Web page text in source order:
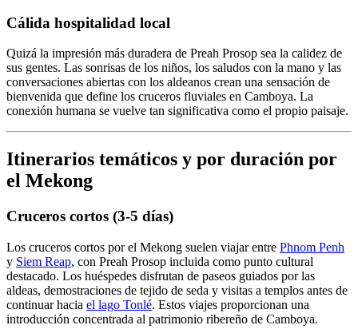
Cálida hospitalidad local
Quizá la impresión más duradera de Preah Prosop sea la calidez de
sus gentes. Las sonrisas de los niños, los saludos con la mano y las
conversaciones abiertas con los aldeanos crean una sensación de
bienvenida que define los cruceros fluviales en Camboya. La
conexión humana se vuelve tan significativa como el propio paisaje.
Itinerarios temáticos y por duración por
el Mekong
Cruceros cortos (3-5 días)
Los cruceros cortos por el Mekong suelen viajar entre Phnom Penh
y Siem Reap, con Preah Prosop incluida como punto cultural
destacado. Los huéspedes disfrutan de paseos guiados por las
aldeas, demostraciones de tejido de seda y visitas a templos antes de
continuar hacia el lago Tonlé. Estos viajes proporcionan una
introducción concentrada al patrimonio ribereño de Camboya.